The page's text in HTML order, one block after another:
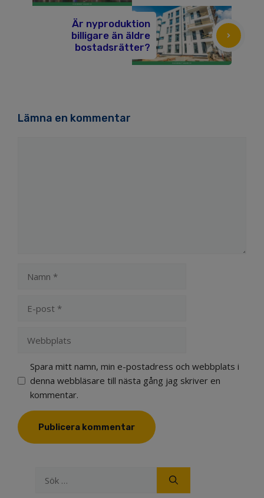
Är nyproduktion
billigare än äldre
bostadsrätter?
Lämna en kommentar
Spara mitt namn, min e-postadress och webbplats i
denna webbläsare till nästa gång jag skriver en
kommentar.